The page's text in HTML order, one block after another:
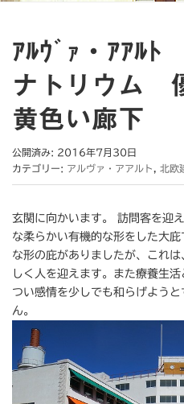
ｱﾙｳﾞｧ・ｱｱﾙﾄ
ナトリウム
黄色い廊下
公開済み: 2016年7月30日
カテゴリー: アルヴァ・アアルト 北欧
玄関に向かいます。 訪問客を迎
な柔らかい有機的な形をした大
な形の庇がありましたが、これは
しく人を迎えます。また療養生
つい感情を少しでも和らげよう
ん。